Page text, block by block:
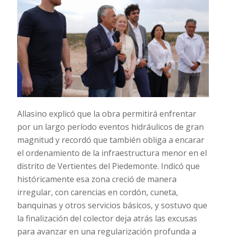
Allasino explicó que la obra permitirá enfrentar
por un largo período eventos hidráulicos de gran
magnitud y recordó que también obliga a encarar
el ordenamiento de la infraestructura menor en el
distrito de Vertientes del Piedemonte. Indicó que
históricamente esa zona creció de manera
irregular, con carencias en cordón, cuneta,
banquinas y otros servicios básicos, y sostuvo que
la finalización del colector deja atrás las excusas
para avanzar en una regularización profunda a